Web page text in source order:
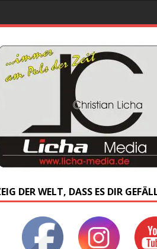
DER WELT, DASS ES DIR